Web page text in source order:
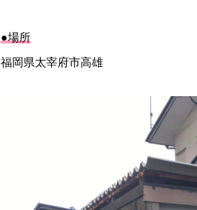
●場所
福岡県太宰府市高雄